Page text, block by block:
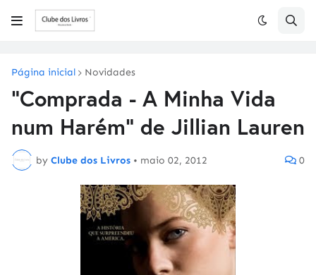
Página inicial Novidades
"Comprada - A Minha Vida
num Harém" de Jillian Lauren
by Clube dos Livros • maio 02, 2012 0